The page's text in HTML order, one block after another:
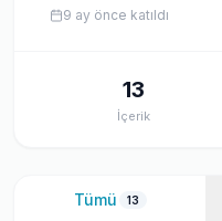
9 ay önce katıldı
13
İçerik
Tümü 13